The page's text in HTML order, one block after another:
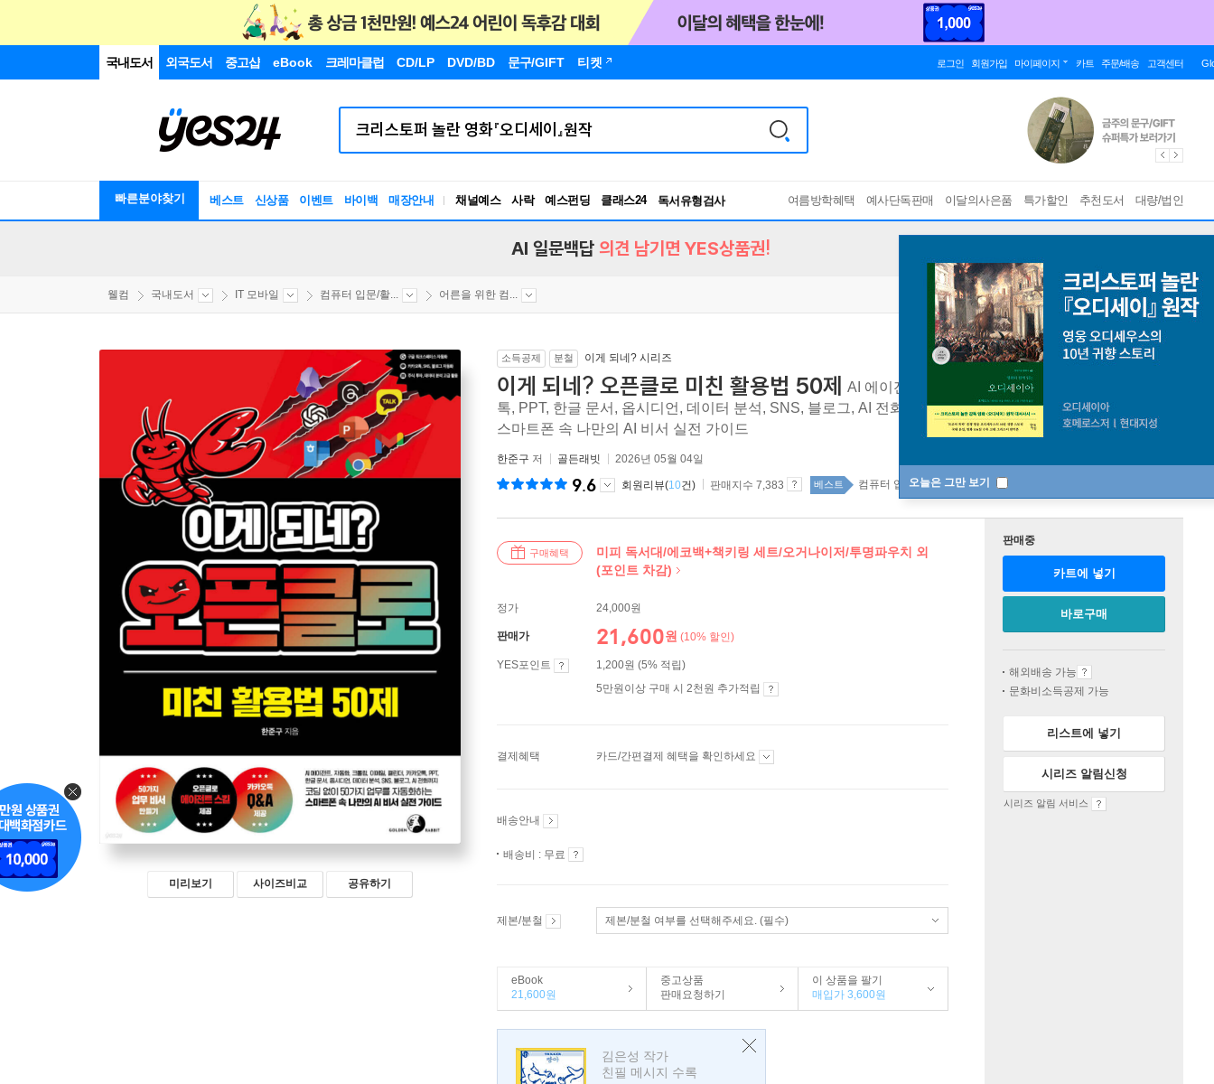
국내도서 외국도서 중고샵 eBook 크레마클럽 CD/LP DVD/BD 문구/GIFT 티켓 로그인 회원가입 마이페이지 카트 주문/배송 고객센터
빠른분야찾기 베스트 신상품 이벤트 바이백 매장안내 채널예스 사락 예스펀딩 클래스24
독서유형검사
RBTI Lab
여름방학혜택 예사단독판매 이달의사은품 특가할인 추천도서 대량/법인
오늘은 그만 보기
AI 일문백답 의견 남기면 YES상품권!
웰컴 국내도서 IT 모바일 컴퓨터 입문/활... 어른을 위한 컴...
미리보기 사이즈비교 공유하기
소득공제 분철 이게 되네? 시리즈
이게 되네? 오픈클로 미친 활용법 50제 AI 에이전트, 자동화, 크롤링, 이메일, 캘린더, 카카오
톡, PPT, 한글 문서, 옵시디언, 데이터 분석, SNS, 블로그, AI 전화까지 코딩 없이 50가지 업무를 자동화하는
스마트폰 속 나만의 AI 비서 실전 가이드
한준구 저 골든래빗 2026년 05월 04일
9.6 회원리뷰(10건) 판매지수 7,383 베스트 컴퓨터 입문/활용 61위 IT 모바일 top20 7주
구매혜택
미피 독서대/에코백+책키링 세트/오거나이저/투명파우치 외
(포인트 차감)
정가 24,000원
판매가 21,600원 (10% 할인)
YES포인트
1,200원 (5% 적립)
5만원이상 구매 시 2천원 추가적립
결제혜택 카드/간편결제 혜택을 확인하세요
배송안내
배송비 : 무료
제본/분철 제본/분철 여부를 선택해주세요. (필수)
eBook
21,600원
중고상품
판매요청하기
이 상품을 팔기
매입가 3,600원
김은성 작가
친필 메시지 수록
판매중
카트에 넣기
바로구매
해외배송 가능
문화비소득공제 가능
리스트에 넣기
시리즈 알림신청
시리즈 알림 서비스